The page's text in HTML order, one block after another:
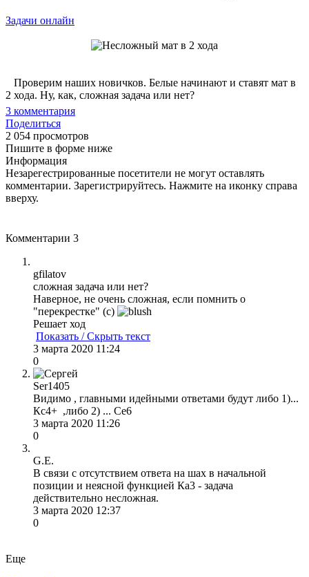
Задачи онлайн
Проверим наших новичков. Белые начинают и ставят мат в
2 хода. Ну, как, сложная задача или нет?
3 комментария
Поделиться
2 054 просмотров
Пишите в форме ниже
Информация
Незарегестрированные посетители не могут оставлять
комментарии. Зарегистрируйтесь. Нажмите на иконку справа
вверху.
Комментарии 3
gfilatov
сложная задача или нет?
Наверное, не очень сложная, если помнить о
"перекрестке" (с)
Решает ход
Показать / Скрыть текст
3 марта 2020 11:24
0
Ser1405
Видимо , главными идейными ответами будут либо 1)...
Кс4+ ,либо 2) ... Се6
3 марта 2020 11:26
0
G.E.
В связи с отсутствием ответа на шах в начальной
позиции и неясной функцией Ка3 - задача
действительно несложная.
3 марта 2020 12:37
0
Еще